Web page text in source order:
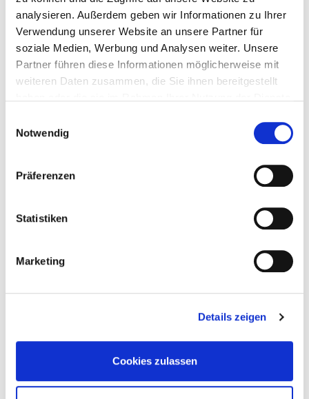
analysieren. Außerdem geben wir Informationen zu Ihrer
Verwendung unserer Website an unsere Partner für
soziale Medien, Werbung und Analysen weiter. Unsere
Partner führen diese Informationen möglicherweise mit
weiteren Daten zusammen, die Sie ihnen bereitgestellt
Notwendig
Präferenzen
Statistiken
Marketing
Details zeigen
Cookies zulassen
Earthing terminal Fixing screw FIX-FIT
Solar module load
Roof protection cork
BiGHTY bi-metal, 5
Profile connector set